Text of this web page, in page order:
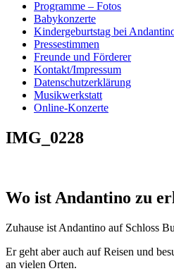
Programme – Fotos
Babykonzerte
Kindergeburtstag bei
Pressestimmen
Freunde und Förderer
Kontakt/Impressum
Datenschutzerklärung
Musikwerkstatt
Online-Konzerte
IMG_0228
Wo ist Andantino zu
Zuhause ist Andantino auf Schloss
Er geht aber auch auf Reisen und
an vielen Orten.